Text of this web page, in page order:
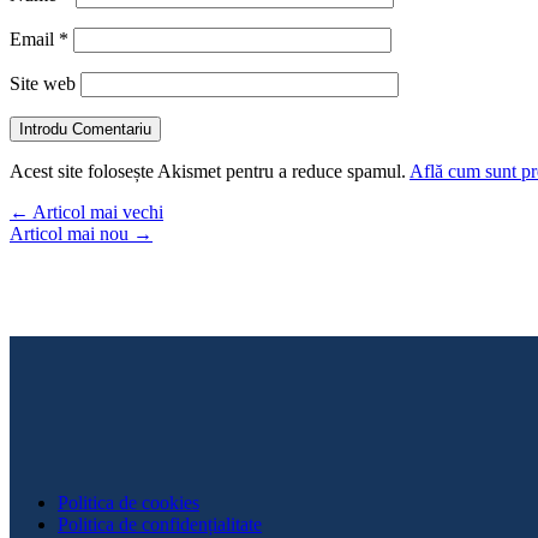
Email *
Site web
Introdu Comentariu
Acest site folosește Akismet pentru a reduce spamul. Află cum sunt
← Articol mai vechi
Articol mai nou →
Politica de cookies
Politica de confidențialitate